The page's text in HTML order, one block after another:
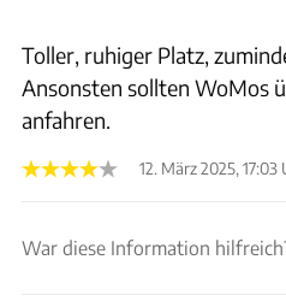
Toller, ruhiger Platz,
Ansonsten sollten WoMos
anfahren.
12. März 2025, 17:03
War diese Information